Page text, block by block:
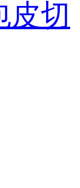
皮切